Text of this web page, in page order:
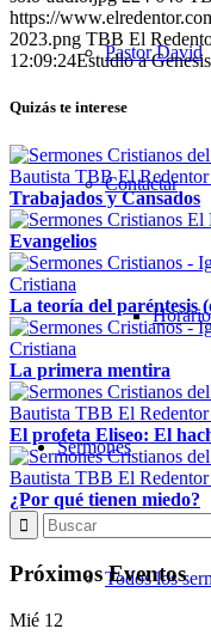
Pastor David
Contactar
Sermones
Todos los
https://
2023.png TBB El
12:09:24Estudio a Genesis
Quizás te interese
Trabajados y Cansados
Evangelios
La teoría del paréntesis
La primera mentira
El profeta Eliseo: El
¿Por qué tienen miedo?
Próximos Eventos
Mié 12